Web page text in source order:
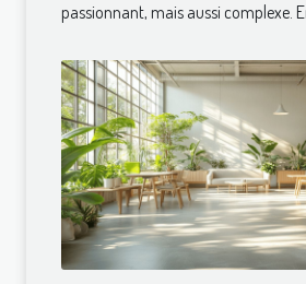
passionnant, mais aussi complexe.